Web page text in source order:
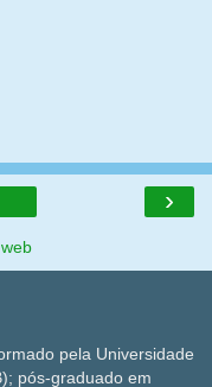
›
pela Universidade
pós-graduado em